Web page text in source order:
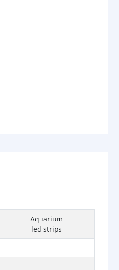
Aquarium
led strips